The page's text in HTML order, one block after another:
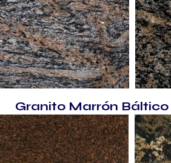
Granito Marrón Báltico